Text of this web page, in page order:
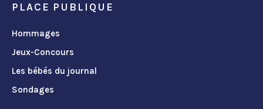
PLACE PUBLIQUE
Hommages
Jeux-Concours
Les bébés du journal
Sondages